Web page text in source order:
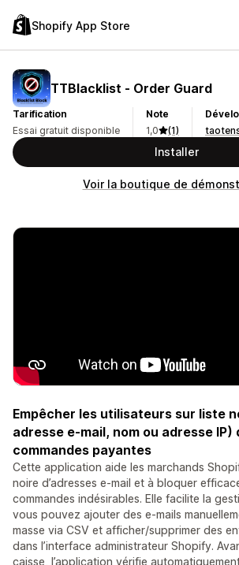
Shopify App Store
TTBlacklist ‑ Order Guard
Tarification
Essai gratuit disponible
Note
1,0
(1)
Installer
Voir la boutique de
Empêcher les utilisateurs sur liste
adresse e-mail, nom ou adresse IP)
commandes payantes
Cette application aide les marchands
noire d’adresses e-mail et à bloquer
commandes indésirables. Elle facilite la
vous pouvez ajouter des e-mails
masse via CSV et afficher/supprimer des
dans l’interface administrateur Shopify.
caisse, l’application vérifie